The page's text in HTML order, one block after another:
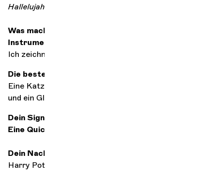
Hallelujah
Was machst du, wenn du nicht gerade dein
Instrument spielst
Ich zeichne
Die beste Begleitung zum Musikhören?
Eine Katze auf dem Schoß, ein 18 Monate alter County
und ein Glas süffigen Rotwein.
Dein Signature
Eine Quiche mit selbstgemachtem Buchweizenteig
Dein Nachttischbuch
Harry Potter